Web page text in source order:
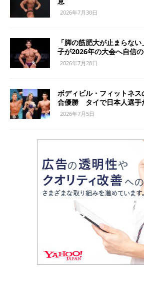
2026年7月30日
「脚の筋肥大が止まらな
子が2026年の大会へ自信
2026年7月28日
ボディビル・フィットネ
合優勝 タイで日本人選手
2026年7月5日